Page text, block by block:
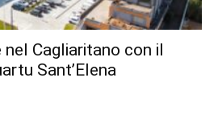
Cagliaritano con il
Sant’Elena